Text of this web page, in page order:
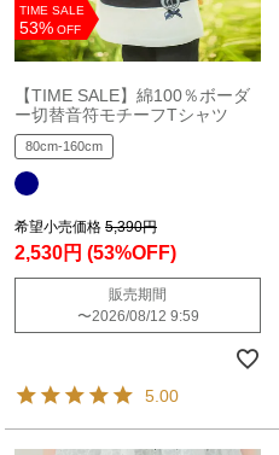
TIME SALE
53% OFF
【TIME SALE】綿100％ボーダ
ー切替音符モチーフTシャツ
80cm-160cm
希望小売価格 5,390円
2,530円 (53%OFF)
販売期間
〜2026/08/12 9:59
5.00